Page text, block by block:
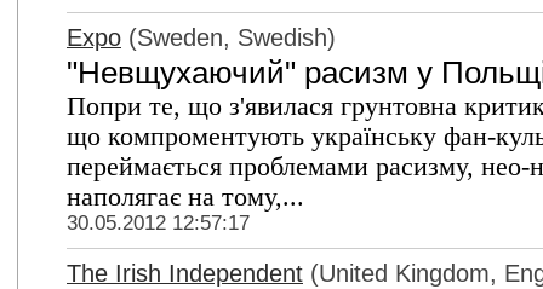
Expo (Sweden, Swedish)
"Невщухаючий" расизм у Польщі
Попри те, що з'явилася грунтовна
що компроментують українську фан-
переймається проблемами расизму,
наполягає на тому,...
30.05.2012 12:57:17
The Irish Independent (United Kingdom,